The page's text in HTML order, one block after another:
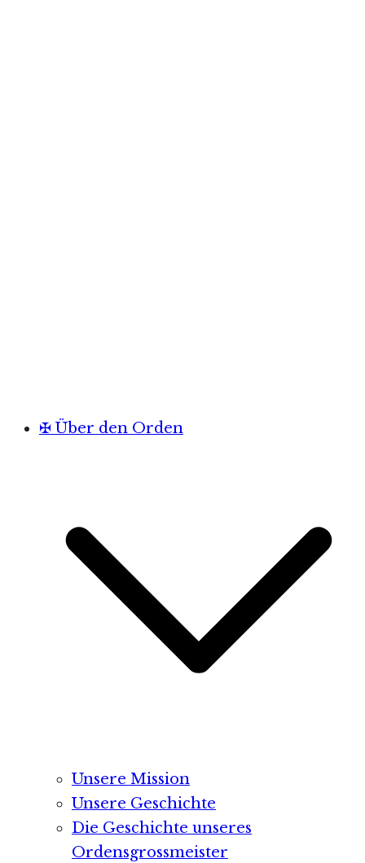
✠ Über den Orden
Unsere Mission
Unsere Geschichte
Die Geschichte unseres
Ordensgrossmeister